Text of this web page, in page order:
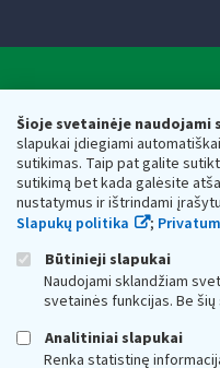
Šioje svetainėje naudojami
slapukai įdiegiami
sutikimas. Taip pat galite
sutikimą bet kada galėsite
nustatymus ir ištrindami
Slapukų politika
;
Būtinieji slapukai
Naudojami sklandžiam
svetainės funkcijas. Be
Analitiniai slapukai
Renka statistinę
Respublikos finansų
Biudžetinė įstaiga. Juridinio
adresas: Vasario 16-osios g.
vmi@vmi.lt, E. pristatymo
Duomenys apie Valstybinę
Respublikos finansų